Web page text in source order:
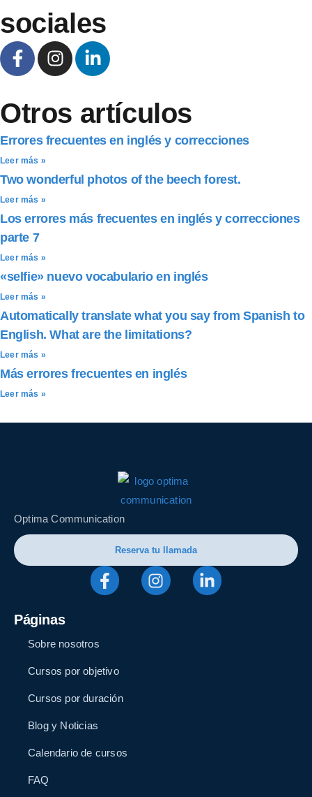
sociales
Otros artículos
Errores frecuentes en inglés y correcciones
Leer más »
Two wonderful photos of the beech forest.
Leer más »
Los errores más frecuentes en inglés y correcciones
parte 7
Leer más »
«selfie» nuevo vocabulario en inglés
Leer más »
Automatically translate what you say from Spanish to
English. What are the limitations?
Leer más »
Más errores frecuentes en inglés
Leer más »
Optima Communication
Reserva tu llamada
Páginas
Sobre nosotros
Cursos por objetivo
Cursos por duración
Blog y Noticias
Calendario de cursos
FAQ